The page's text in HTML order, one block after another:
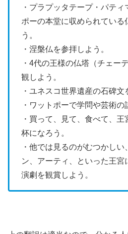
・プラプッタテープ・パティ
ポーの本堂に収められている
う。
・涅槃仏を参拝しよう。
・4代の王様の仏塔（チェー
観しよう。
・ユネスコ世界遺産の石碑文
・ワットポーで学問や芸術の
・買って、見て、食べて、
杯になろう。
・他では見るのがむつかし
ン、アーティ、といった王宮
演劇を観賞しよう。